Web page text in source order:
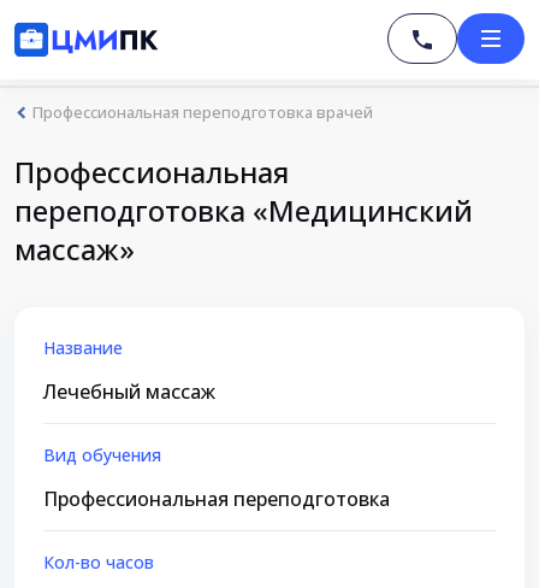
Профессиональная переподготовка врачей
Профессиональная
переподготовка «Медицинский
массаж»
Название
Лечебный массаж
Вид обучения
Профессиональная переподготовка
Кол-во часов